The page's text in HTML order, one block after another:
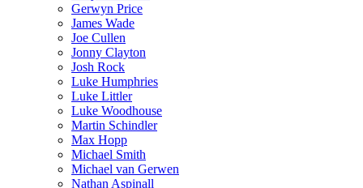
Gerwyn Price
James Wade
Joe Cullen
Jonny Clayton
Josh Rock
Luke Humphries
Luke Littler
Luke Woodhouse
Martin Schindler
Max Hopp
Michael Smith
Michael van Gerwen
Nathan Aspinall